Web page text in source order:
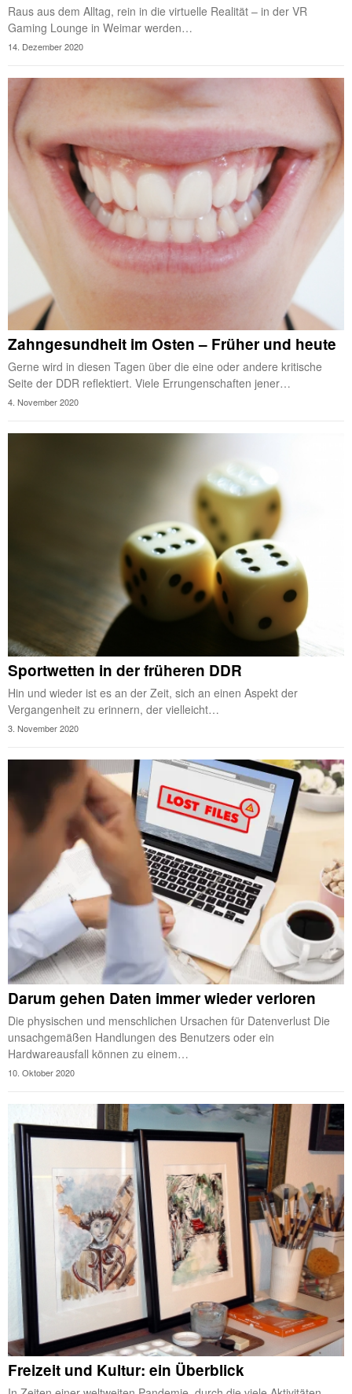
Raus aus dem Alltag, rein in die virtuelle Realität – in der VR
Gaming Lounge in Weimar werden…
14. Dezember 2020
Zahngesundheit im Osten – Früher und heute
Gerne wird in diesen Tagen über die eine oder andere kritische
Seite der DDR reflektiert. Viele Errungenschaften jener…
4. November 2020
Sportwetten in der früheren DDR
Hin und wieder ist es an der Zeit, sich an einen Aspekt der
Vergangenheit zu erinnern, der vielleicht…
3. November 2020
Darum gehen Daten immer wieder verloren
Die physischen und menschlichen Ursachen für Datenverlust Die
unsachgemäßen Handlungen des Benutzers oder ein
Hardwareausfall können zu einem…
10. Oktober 2020
Freizeit und Kultur: ein Überblick